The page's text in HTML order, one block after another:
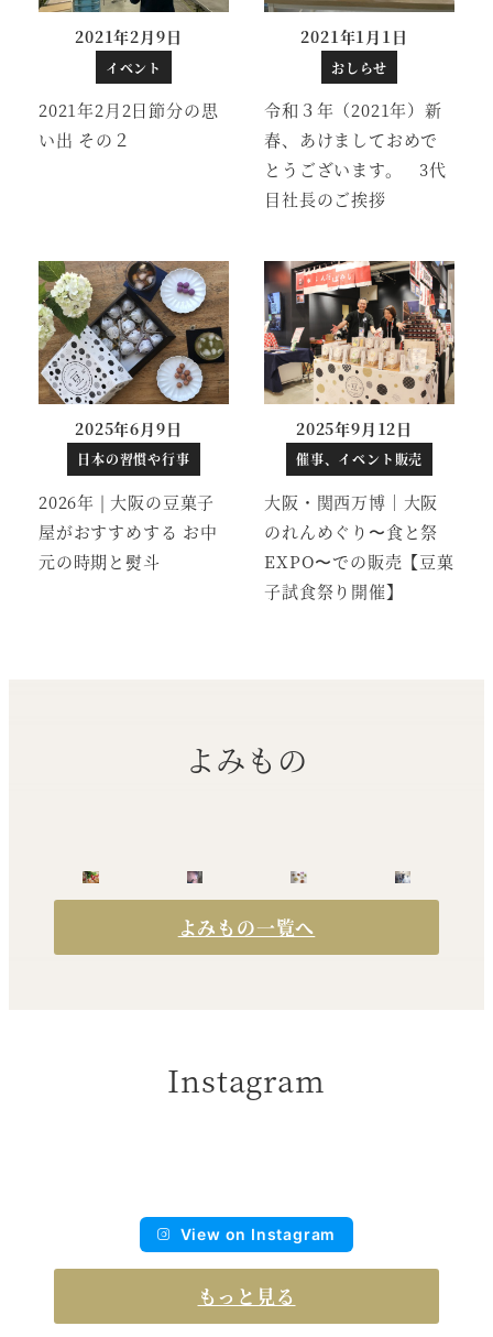
2021年2月2日節分の思
い出 その２
投稿日
2021年2月9日
イベント
令和３年（2021年）新
春、あけましておめで
とうございます。 3代
目社長のご挨拶
投稿日
2021年1月1日
おしらせ
2026年 | 大阪の豆菓子
屋がおすすめする お中
元の時期と熨斗
投稿日
2025年6月9日
日本の習慣や行事
大阪・関西万博｜大阪
のれんめぐり〜食と祭
EXPO〜での販売【豆菓
子試食祭り開催】
投稿日
2025年9月12日
催事、イベント販売
よみもの
よみもの一覧へ
Instagram
View on Instagram
もっと見る